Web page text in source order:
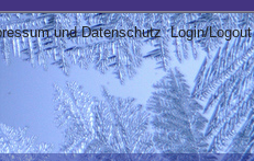
und Datenschutz Login/Logout